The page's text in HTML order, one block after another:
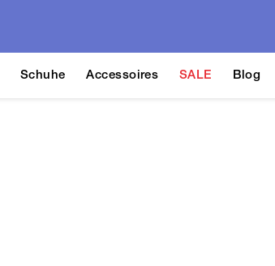
Schuhe Accessoires SALE Blog